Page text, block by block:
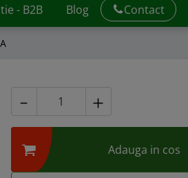
- B2B Blog Contact
Adauga in cos